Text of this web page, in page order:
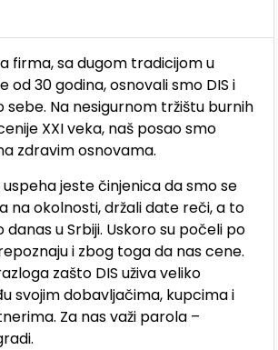
firma, sa dugom tradicijom u
od 30 godina, osnovali smo DIS i
sebe. Na nesigurnom tržištu burnih
XXI veka, naš posao smo
zdravim osnovama.
jeste činjenica da smo se
na okolnosti, držali date reči, a to
u Srbiji. Uskoro su počeli po
i zbog toga da nas cene.
zašto DIS uživa veliko
svojim dobavljačima, kupcima i
Za nas važi parola –